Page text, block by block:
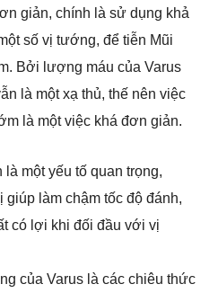
giản, chính là sử dụng khả
số vị tướng, để tiễn Mũi
Bởi lượng máu của Varus
là một xạ thủ, thế nên việc
là một việc khá đơn giản.
một yếu tố quan trọng,
làm chậm tốc độ đánh,
có lợi khi đối đầu với vị
của Varus là các chiêu thức